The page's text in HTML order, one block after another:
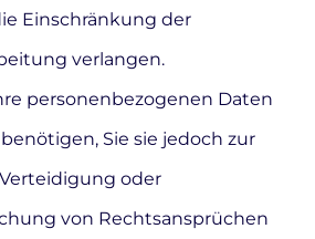
Einschränkung der
verlangen.
personenbezogenen Daten
Sie sie jedoch zur
oder
von Rechtsansprüchen